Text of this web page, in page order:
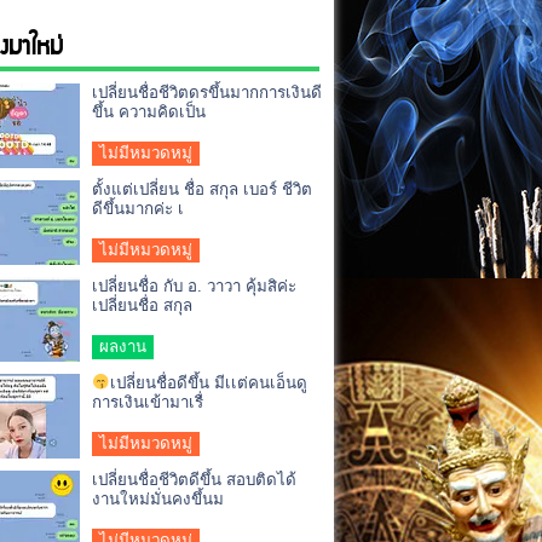
มาใหม่
เปลี่ยนชื่อชีวิตดรขึ้นมากการเงินดี
ขึ้น ความคิดเป็น
ไม่มีหมวดหมู่
ตั้งแต่เปลี่ยน ชื่อ สกุล เบอร์ ชีวิต
ดีขึ้นมากค่ะ เ
ไม่มีหมวดหมู่
เปลี่ยนชื่อ กับ อ. วาวา คุ้มสิค่ะ
เปลี่ยนชื่อ สกุล
ผลงาน
เปลี่ยนชื่อดีขึ้น มีเเต่คนเอ็นดู
การเงินเข้ามาเรื่
ไม่มีหมวดหมู่
เปลี่ยนชื่อชีวิตดีขึ้น สอบติดได้
งานใหม่มั่นคงขึ้นม